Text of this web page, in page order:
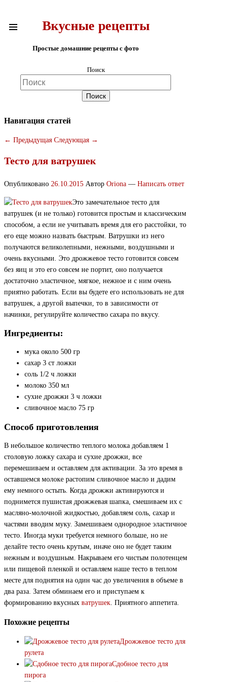
Вкусные рецепты
Простые домашние рецепты с фото
Поиск
Навигация статей
← Предыдущая Следующая →
Тесто для ватрушек
Опубликовано 26.10.2015 Автор Oriona — Написать ответ
Это замечательное тесто для
ватрушек (и не только) готовится простым и классическим
способом, а если не учитывать время для его расстойки, то
его еще можно назвать быстрым. Ватрушки из него
получаются великолепными, нежными, воздушными и
очень вкусными. Это дрожжевое тесто готовится совсем
без яиц и это его совсем не портит, оно получается
достаточно эластичное, мягкое, нежное и с ним очень
приятно работать. Если вы будете его использовать не для
ватрушек, а другой выпечки, то в зависимости от
начинки, регулируйте количество сахара по вкусу.
Ингредиенты:
мука около 500 гр
сахар 3 ст ложки
соль 1/2 ч ложки
молоко 350 мл
сухие дрожжи 3 ч ложки
сливочное масло 75 гр
Способ приготовления
В небольшое количество теплого молока добавляем 1
столовую ложку сахара и сухие дрожжи, все
перемешиваем и оставляем для активации. За это время в
оставшемся молоке растопим сливочное масло и дадим
ему немного остыть. Когда дрожжи активируются и
поднимется пушистая дрожжевая шапка, смешиваем их с
масляно-молочной жидкостью, добавляем соль, сахар и
частями вводим муку. Замешиваем однородное эластичное
тесто. Иногда муки требуется немного больше, но не
делайте тесто очень крутым, иначе оно не будет таким
нежным и воздушным. Накрываем его чистым полотенцем
или пищевой пленкой и оставляем наше тесто в теплом
месте для поднятия на один час до увеличения в объеме в
два раза. Затем обминаем его и приступаем к
формированию вкусных ватрушек. Приятного аппетита.
Похожие рецепты
Дрожжевое тесто для
рулета
Сдобное тесто для
пирога